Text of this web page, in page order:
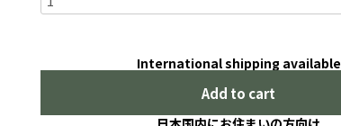
International shipping available
Add to cart